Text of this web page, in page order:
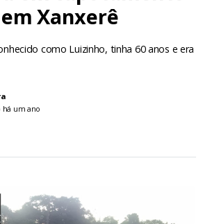
em Xanxerê
como Luizinho, tinha 60 anos e era
há um ano